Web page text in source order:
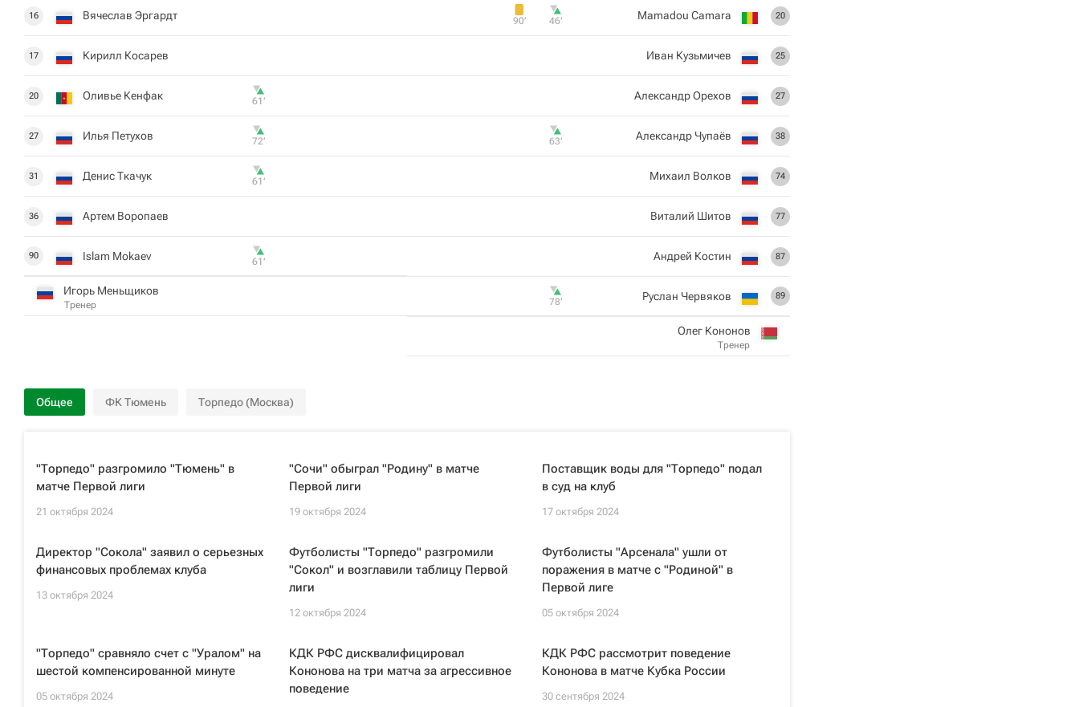
16 Вячеслав Эргардт
17 Кирилл Косарев
20 Оливье Кенфак 61‎’‎
27 Илья Петухов 72‎’‎
31 Денис Ткачук 61‎’‎
36 Артем Воропаев
90 Islam Mokaev 61‎’‎
Игорь Меньщиков
Тренер
20
Mamadou Camara
46‎’‎
90‎’‎
25
Иван Кузьмичев
27
Александр Орехов
38
Александр Чупаёв
63‎’‎
74
Михаил Волков
77
Виталий Шитов
87
Андрей Костин
89
Руслан Червяков
78‎’‎
Олег Кононов
Тренер
Общее ФК Тюмень Торпедо (Москва)
"Торпедо" разгромило "Тюмень" в
матче Первой лиги
21 октября 2024
"Сочи" обыграл "Родину" в матче
Первой лиги
19 октября 2024
Поставщик воды для "Торпедо" подал
в суд на клуб
17 октября 2024
Директор "Сокола" заявил о серьезных
финансовых проблемах клуба
13 октября 2024
Футболисты "Торпедо" разгромили
"Сокол" и возглавили таблицу Первой
лиги
12 октября 2024
Футболисты "Арсенала" ушли от
поражения в матче с "Родиной" в
Первой лиге
05 октября 2024
"Торпедо" сравняло счет с "Уралом" на
шестой компенсированной минуте
05 октября 2024
КДК РФС дисквалифицировал
Кононова на три матча за агрессивное
поведение
КДК РФС рассмотрит поведение
Кононова в матче Кубка России
30 сентября 2024